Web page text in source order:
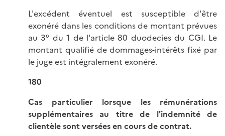
L'excédent éventuel est susceptible d'être
exonéré dans les conditions de montant prévues
au 3° du 1 de l'article 80 duodecies du CGI. Le
montant qualifié de dommages-intérêts fixé par
le juge est intégralement exonéré.
180
Cas particulier lorsque les rémunérations
supplémentaires au titre de l'indemnité de
clientèle sont versées en cours de contrat.